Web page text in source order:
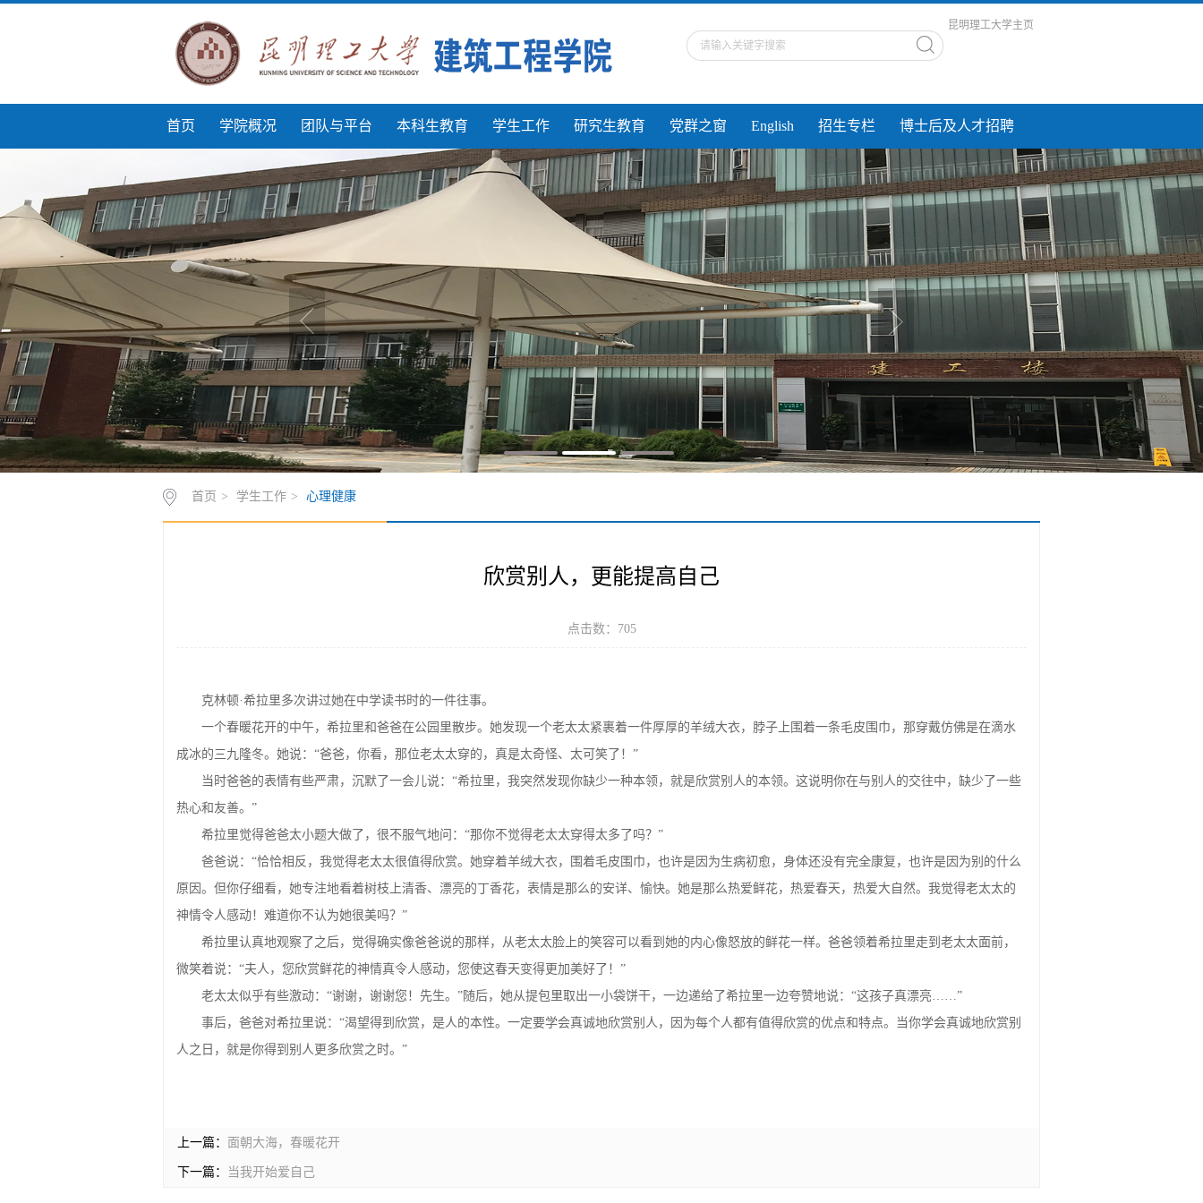
昆明理工大学主页
首页 学院概况 团队与平台 本科生教育 学生工作 研究生教育 党群之窗 English 招生专栏 博士后及人才招聘
首页 > 学生工作 > 心理健康
欣赏别人，更能提高自己
点击数： 705
克林顿·希拉里多次讲过她在中学读书时的一件往事。
一个春暖花开的中午，希拉里和爸爸在公园里散步。她发现一个老太太紧裹着一件厚厚的羊绒大衣，脖子上围着一条毛皮围巾，那穿戴仿佛是在滴水
成冰的三九隆冬。她说：“爸爸，你看，那位老太太穿的，真是太奇怪、太可笑了！”
当时爸爸的表情有些严肃，沉默了一会儿说：“希拉里，我突然发现你缺少一种本领，就是欣赏别人的本领。这说明你在与别人的交往中，缺少了一些
热心和友善。”
希拉里觉得爸爸太小题大做了，很不服气地问：“那你不觉得老太太穿得太多了吗？”
爸爸说：“恰恰相反，我觉得老太太很值得欣赏。她穿着羊绒大衣，围着毛皮围巾，也许是因为生病初愈，身体还没有完全康复，也许是因为别的什么
原因。但你仔细看，她专注地看着树枝上清香、漂亮的丁香花，表情是那么的安详、愉快。她是那么热爱鲜花，热爱春天，热爱大自然。我觉得老太太的
神情令人感动！难道你不认为她很美吗？”
希拉里认真地观察了之后，觉得确实像爸爸说的那样，从老太太脸上的笑容可以看到她的内心像怒放的鲜花一样。爸爸领着希拉里走到老太太面前，
微笑着说：“夫人，您欣赏鲜花的神情真令人感动，您使这春天变得更加美好了！”
老太太似乎有些激动：“谢谢，谢谢您！先生。”随后，她从提包里取出一小袋饼干，一边递给了希拉里一边夸赞地说：“这孩子真漂亮……”
事后，爸爸对希拉里说：“渴望得到欣赏，是人的本性。一定要学会真诚地欣赏别人，因为每个人都有值得欣赏的优点和特点。当你学会真诚地欣赏别
人之日，就是你得到别人更多欣赏之时。”
上一篇： 面朝大海，春暖花开
下一篇： 当我开始爱自己